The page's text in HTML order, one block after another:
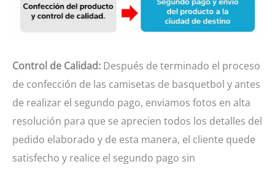
Control de Calidad: Después de terminado el proceso
de confección de las camisetas de basquetbol y antes
de realizar el segundo pago, enviamos fotos en alta
resolución para que se aprecien todos los detalles del
pedido elaborado y de esta manera, el cliente quede
satisfecho y realice el segundo pago sin